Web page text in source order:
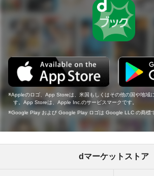
Appleのロゴ、App Storeは、米国もしくはその他の国や地域
す。App Storeは、Apple Inc.のサービスマークです。
Google Play および Google Play ロゴは Google LLC の商標で
dマーケットストア